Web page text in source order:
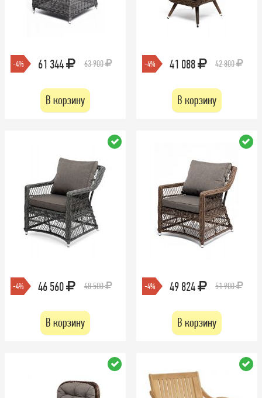
-4% 61 344 63 900
В корзину
-4% 41 088 42 800
В корзину
-4% 46 560 48 500
В корзину
-4% 49 824 51 900
В корзину